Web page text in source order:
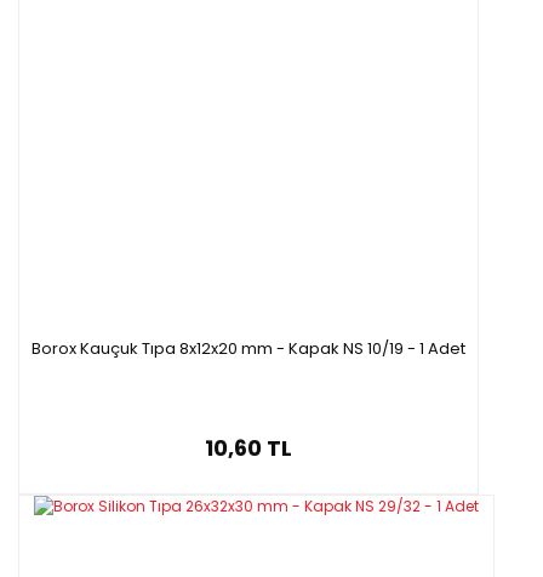
Borox Kauçuk Tıpa 8x12x20 mm - Kapak NS 10/19 - 1 Adet
10,60 TL